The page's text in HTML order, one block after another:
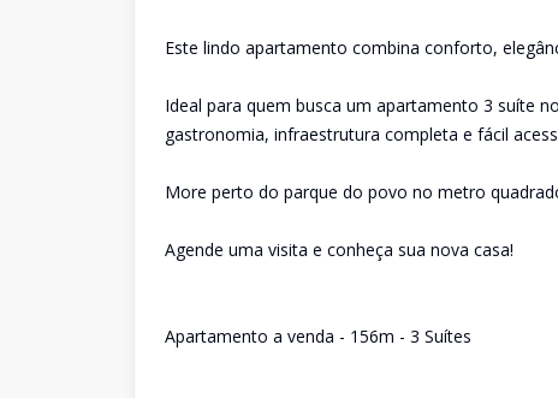
Este lindo apartamento combina conforto,
Ideal para quem busca um apartamento 3 suíte
gastronomia, infraestrutura completa e fácil
More perto do parque do povo no metro
Agende uma visita e conheça sua nova casa!
Apartamento a venda - 156m - 3 Suítes